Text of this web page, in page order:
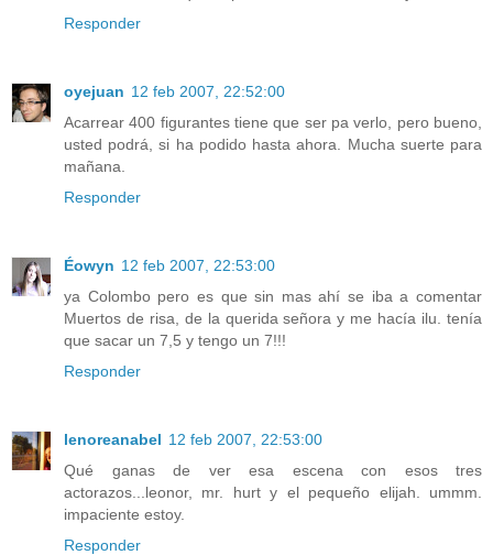
Responder
oyejuan 12 feb 2007, 22:52:00
Acarrear 400 figurantes tiene que ser pa verlo, pero bueno,
usted podrá, si ha podido hasta ahora. Mucha suerte para
mañana.
Responder
Éowyn 12 feb 2007, 22:53:00
ya Colombo pero es que sin mas ahí se iba a comentar
Muertos de risa, de la querida señora y me hacía ilu. tenía
que sacar un 7,5 y tengo un 7!!!
Responder
lenoreanabel 12 feb 2007, 22:53:00
Qué ganas de ver esa escena con esos tres
actorazos...leonor, mr. hurt y el pequeño elijah. ummm.
impaciente estoy.
Responder